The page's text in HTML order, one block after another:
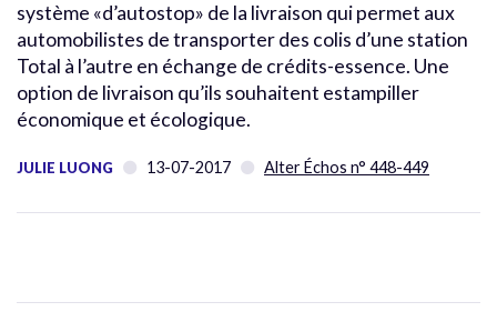
système «d’autostop» de la livraison qui permet aux
automobilistes de transporter des colis d’une station
Total à l’autre en échange de crédits-essence. Une
option de livraison qu’ils souhaitent estampiller
économique et écologique.
JULIE LUONG 13-07-2017 Alter Échos n° 448-449